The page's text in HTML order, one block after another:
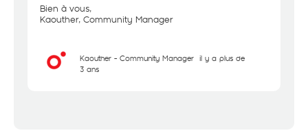
Bien à vous,
Kaouther, Community Manager
Kaouther - Community Manager il y a plus de
3 ans